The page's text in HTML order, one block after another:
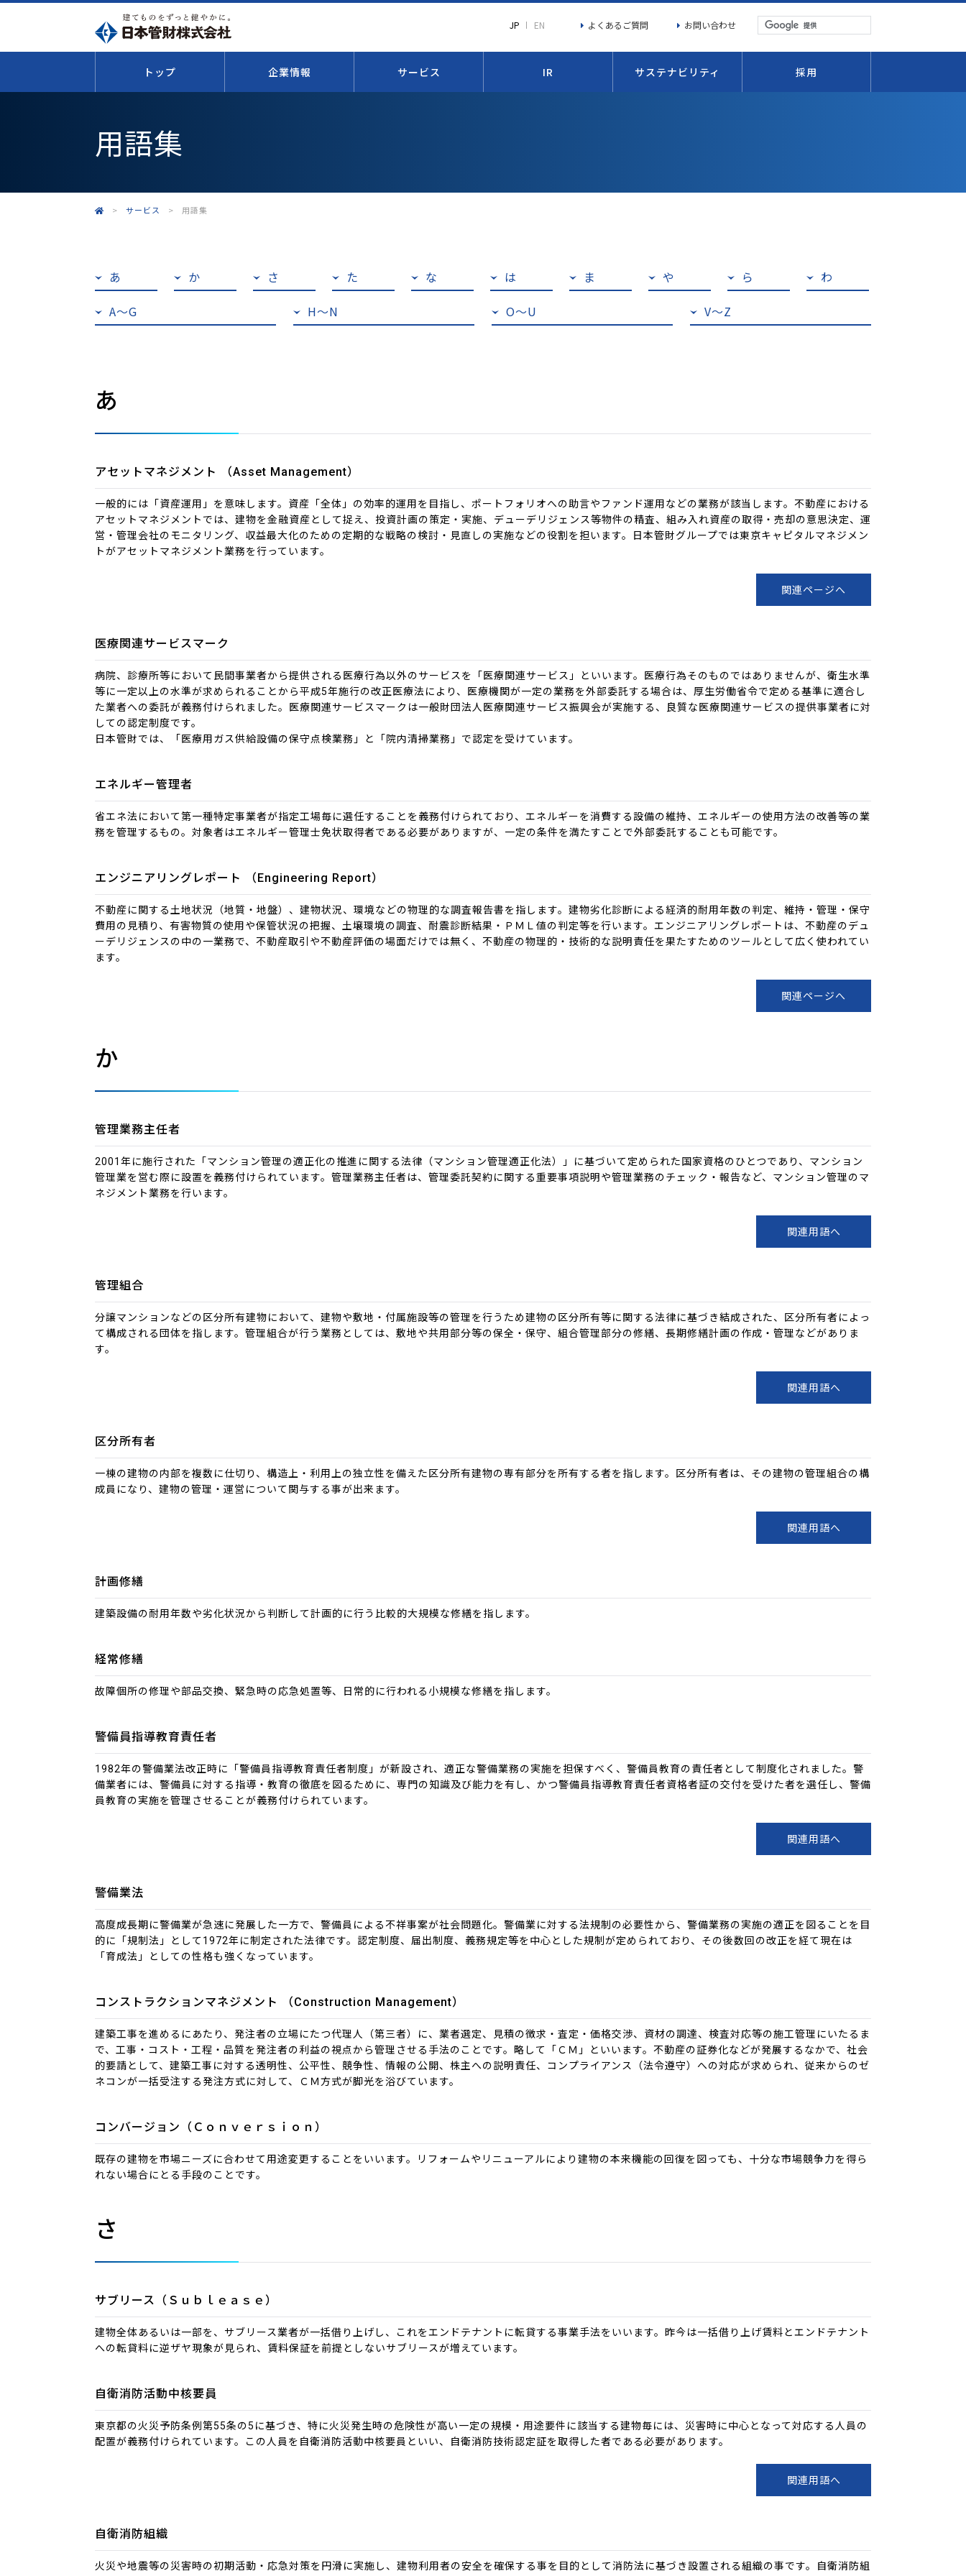
JP EN よくあるご質問 お問い合わせ
トップ 企業情報 サービス IR サステナビリティ 採用
用語集
> サービス > 用語集
あ か さ た な は ま や ら
わ
A〜G
H〜N O〜U V〜Z
あ
アセットマネジメント （Asset Management）
一般的には「資産運用」を意味します。資産「全体」の効率的運用を目指し、ポートフォリオへの助言やファンド運用などの業務が該当します。不動産における
アセットマネジメントでは、建物を金融資産として捉え、投資計画の策定・実施、デューデリジェンス等物件の精査、組み入れ資産の取得・売却の意思決定、運
営・管理会社のモニタリング、収益最大化のための定期的な戦略の検討・見直しの実施などの役割を担います。日本管財グループでは東京キャピタルマネジメン
トがアセットマネジメント業務を行っています。
関連ページへ
医療関連サービスマーク
病院、診療所等において民間事業者から提供される医療行為以外のサービスを「医療関連サービス」といいます。医療行為そのものではありませんが、衛生水準
等に一定以上の水準が求められることから平成5年施行の改正医療法により、医療機関が一定の業務を外部委託する場合は、厚生労働省令で定める基準に適合し
た業者への委託が義務付けられました。医療関連サービスマークは一般財団法人医療関連サービス振興会が実施する、良質な医療関連サービスの提供事業者に対
しての認定制度です。
日本管財では、「医療用ガス供給設備の保守点検業務」と「院内清掃業務」で認定を受けています。
エネルギー管理者
省エネ法において第一種特定事業者が指定工場毎に選任することを義務付けられており、エネルギーを消費する設備の維持、エネルギーの使用方法の改善等の業
務を管理するもの。対象者はエネルギー管理士免状取得者である必要がありますが、一定の条件を満たすことで外部委託することも可能です。
エンジニアリングレポート （Engineering Report）
不動産に関する土地状況（地質・地盤）、建物状況、環境などの物理的な調査報告書を指します。建物劣化診断による経済的耐用年数の判定、維持・管理・保守
費用の見積り、有害物質の使用や保管状況の把握、土壌環境の調査、耐震診断結果・ＰＭＬ値の判定等を行います。エンジニアリングレポートは、不動産のデュ
ーデリジェンスの中の一業務で、不動産取引や不動産評価の場面だけでは無く、不動産の物理的・技術的な説明責任を果たすためのツールとして広く使われてい
ます。
関連ページへ
か
管理業務主任者
2001年に施行された「マンション管理の適正化の推進に関する法律（マンション管理適正化法）」に基づいて定められた国家資格のひとつであり、マンション
管理業を営む際に設置を義務付けられています。管理業務主任者は、管理委託契約に関する重要事項説明や管理業務のチェック・報告など、マンション管理のマ
ネジメント業務を行います。
関連用語へ
管理組合
分譲マンションなどの区分所有建物において、建物や敷地・付属施設等の管理を行うため建物の区分所有等に関する法律に基づき結成された、区分所有者によっ
て構成される団体を指します。管理組合が行う業務としては、敷地や共用部分等の保全・保守、組合管理部分の修繕、長期修繕計画の作成・管理などがありま
す。
関連用語へ
区分所有者
一棟の建物の内部を複数に仕切り、構造上・利用上の独立性を備えた区分所有建物の専有部分を所有する者を指します。区分所有者は、その建物の管理組合の構
成員になり、建物の管理・運営について関与する事が出来ます。
関連用語へ
計画修繕
建築設備の耐用年数や劣化状況から判断して計画的に行う比較的大規模な修繕を指します。
経常修繕
故障個所の修理や部品交換、緊急時の応急処置等、日常的に行われる小規模な修繕を指します。
警備員指導教育責任者
1982年の警備業法改正時に「警備員指導教育責任者制度」が新設され、適正な警備業務の実施を担保すべく、警備員教育の責任者として制度化されました。警
備業者には、警備員に対する指導・教育の徹底を図るために、専門の知識及び能力を有し、かつ警備員指導教育責任者資格者証の交付を受けた者を選任し、警備
員教育の実施を管理させることが義務付けられています。
関連用語へ
警備業法
高度成長期に警備業が急速に発展した一方で、警備員による不祥事案が社会問題化。警備業に対する法規制の必要性から、警備業務の実施の適正を図ることを目
的に「規制法」として1972年に制定された法律です。認定制度、届出制度、義務規定等を中心とした規制が定められており、その後数回の改正を経て現在は
「育成法」としての性格も強くなっています。
コンストラクションマネジメント （Construction Management）
建築工事を進めるにあたり、発注者の立場にたつ代理人（第三者）に、業者選定、見積の徴求・査定・価格交渉、資材の調達、検査対応等の施工管理にいたるま
で、工事・コスト・工程・品質を発注者の利益の視点から管理させる手法のことです。略して「ＣＭ」といいます。不動産の証券化などが発展するなかで、社会
的要請として、建築工事に対する透明性、公平性、競争性、情報の公開、株主への説明責任、コンプライアンス（法令遵守）への対応が求められ、従来からのゼ
ネコンが一括受注する発注方式に対して、ＣＭ方式が脚光を浴びています。
コンバージョン（Ｃｏｎｖｅｒｓｉｏｎ）
既存の建物を市場ニーズに合わせて用途変更することをいいます。リフォームやリニューアルにより建物の本来機能の回復を図っても、十分な市場競争力を得ら
れない場合にとる手段のことです。
さ
サブリース（Ｓｕｂｌｅａｓｅ）
建物全体あるいは一部を、サブリース業者が一括借り上げし、これをエンドテナントに転貸する事業手法をいいます。昨今は一括借り上げ賃料とエンドテナント
への転貸料に逆ザヤ現象が見られ、賃料保証を前提としないサブリースが増えています。
自衛消防活動中核要員
東京都の火災予防条例第55条の5に基づき、特に火災発生時の危険性が高い一定の規模・用途要件に該当する建物毎には、災害時に中心となって対応する人員の
配置が義務付けられています。この人員を自衛消防活動中核要員といい、自衛消防技術認定証を取得した者である必要があります。
関連用語へ
自衛消防組織
火災や地震等の災害時の初期活動・応急対策を円滑に実施し、建物利用者の安全を確保する事を目的として消防法に基づき設置される組織の事です。自衛消防組